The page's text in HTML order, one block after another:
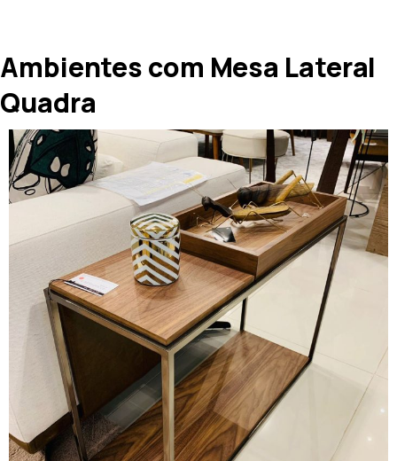
Ambientes com Mesa Lateral
Quadra